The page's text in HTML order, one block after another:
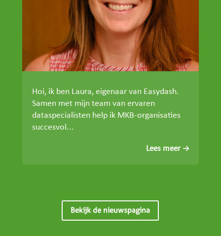
Hoi, ik ben Laura, eigenaar van Easydash.
Samen met mijn team van ervaren
dataspecialisten help ik MKB-organisaties
succesvol...
Lees meer
Bekijk de nieuwspagina